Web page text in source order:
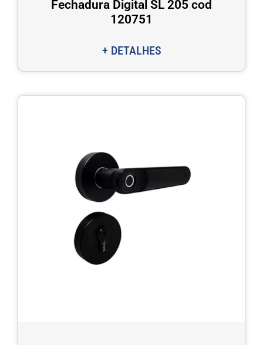
Fechadura Digital SL 205 cod
120751
+ DETALHES